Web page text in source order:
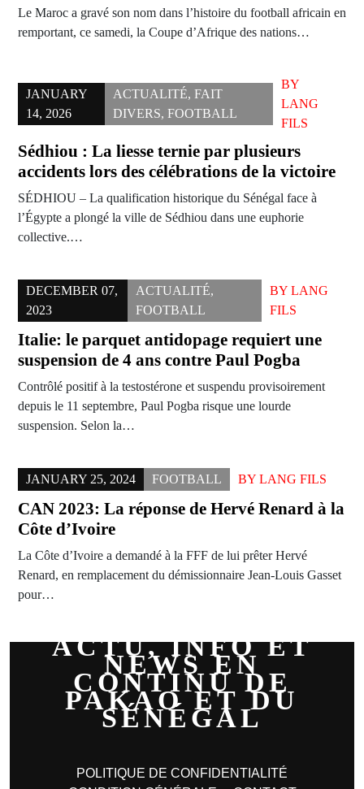
Le Maroc a gravé son nom dans l’histoire du football africain en
remportant, ce samedi, la Coupe d’Afrique des nations…
JANUARY
14, 2026
ACTUALITÉ, FAIT
DIVERS, FOOTBALL
BY
LANG
FILS
Sédhiou : La liesse ternie par plusieurs
accidents lors des célébrations de la victoire
SÉDHIOU – La qualification historique du Sénégal face à
l’Égypte a plongé la ville de Sédhiou dans une euphorie
collective.…
DECEMBER 07,
2023
ACTUALITÉ,
FOOTBALL
BY LANG
FILS
Italie: le parquet antidopage requiert une
suspension de 4 ans contre Paul Pogba
Contrôlé positif à la testostérone et suspendu provisoirement
depuis le 11 septembre, Paul Pogba risque une lourde
suspension. Selon la…
JANUARY 25, 2024 FOOTBALL BY LANG FILS
CAN 2023: La réponse de Hervé Renard à la
Côte d’Ivoire
La Côte d’Ivoire a demandé à la FFF de lui prêter Hervé
Renard, en remplacement du démissionnaire Jean-Louis Gasset
pour…
ACTU, INFO ET
NEWS EN
CONTINU DE
PAKAO ET DU
SÉNÉGAL
POLITIQUE DE CONFIDENTIALITÉ